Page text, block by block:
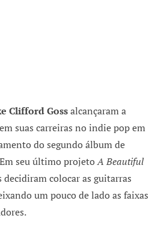
Clifford Gossalcançaram a
suas carreiras no indie pop em
do segundo álbum de
Em seu último projetoA Beautiful
decidiram colocar as guitarras
um pouco de lado as faixas